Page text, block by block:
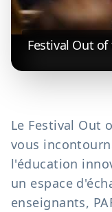
Festival Out
Le Festival Out
vous
l'éducation
un espace
enseignants,